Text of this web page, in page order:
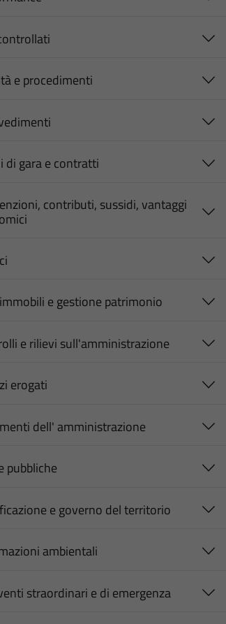
e procedimenti
di gara e contratti
contributi, sussidi, vantaggi
e gestione patrimonio
e rilievi sull'amministrazione
erogati
dell' amministrazione
pubbliche
e governo del territorio
ambientali
straordinari e di emergenza